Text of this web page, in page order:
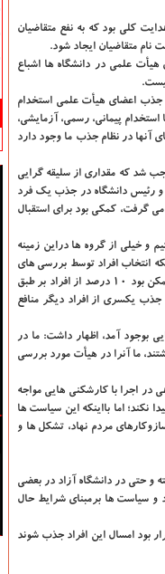
كلی بود كه به نفع متقاضیان
متقاضیان ایجاد شود.
علمی در دانشگاه ها اشباع
جذب اعضای هیأت علمی استخدام
پیمانی، رسمی، آزمایشی،
آنها در نظام جذب ما وجود دارد
شد كه مقداری از سلیقه گرایی
و رئیس دانشگاه در جذب یك فرد
گرفت، كمكی بود برای استقبال
و خیلی از گروه ها دراین زمینه
به صورت صحیح اجرایی شد؛ چونكه انتخاب افراد توسط بررسی های
كارگروهی صورت گرفت و اغلب برای بهترین ها جهت جذب در دانشگاه ها رأی داده می شد و شایسته گزینی نیز رعایت می شد و بااینكه ممكن بود ۱۰ درصد از افراد بر طبق
یكسری از افراد دیگر منافع
بوجود آمد، اظهار داشت: ما در
ما آنرا در هیأت مورد بررسی
اجرا با كارشكنی هایی مواجه
اما بااینكه این سیاست ها
مردم نهاد، تشكل ها و
و حتی در دانشگاه آزاد در بعضی
و سیاست ها برمبنای شرایط حال
جذب خواهند شد و قرار بود امسال این افراد جذب شوند